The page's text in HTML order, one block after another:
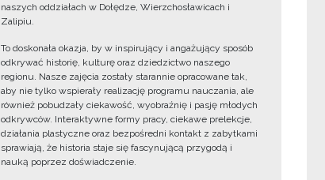
naszych oddziałach w Dołędze, Wierzchosławicach i
Zalipiu.
To doskonała okazja, by w inspirujący i angażujący sposób
odkrywać historię, kulturę oraz dziedzictwo naszego
regionu. Nasze zajęcia zostały starannie opracowane tak,
aby nie tylko wspierały realizację programu nauczania, ale
również pobudzały ciekawość, wyobraźnię i pasję młodych
odkrywców. Interaktywne formy pracy, ciekawe prelekcje,
działania plastyczne oraz bezpośredni kontakt z zabytkami
sprawiają, że historia staje się fascynującą przygodą i
nauką poprzez doświadczenie.